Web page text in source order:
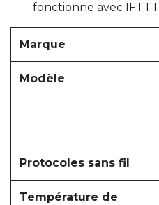
fonctionne avec IFTTT
Marque
Modèle
Protocoles sans fil
Température de